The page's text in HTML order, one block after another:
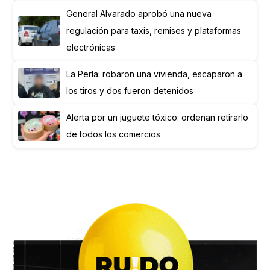
General Alvarado aprobó una nueva
regulación para taxis, remises y plataformas
electrónicas
La Perla: robaron una vivienda, escaparon a
los tiros y dos fueron detenidos
Alerta por un juguete tóxico: ordenan retirarlo
de todos los comercios